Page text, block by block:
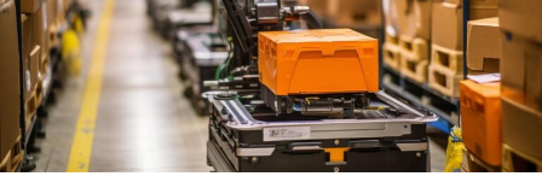
No IPFS, os arquivos são identificados por suas
hashes
únicas, em vez de endereços URL. Isso significa que,
quando você acessar um arquivo, estará acessando sua
versão exata, não importa onde ele esteja armazenado.
O IPFS usa conceitos depeer-to-peer(P2P) para
transferir arquivos diretamente entre os usuários.